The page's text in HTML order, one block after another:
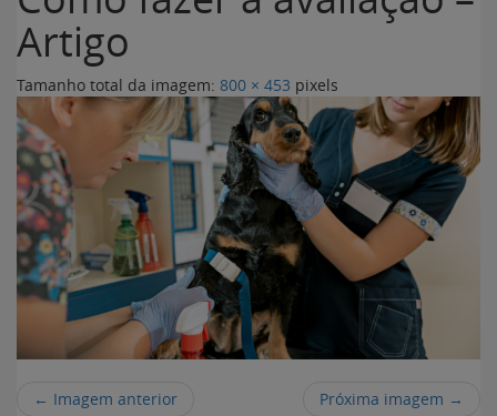
Artigo
Tamanho total da imagem: 800 × 453 pixels
← Imagem anterior Próxima imagem →